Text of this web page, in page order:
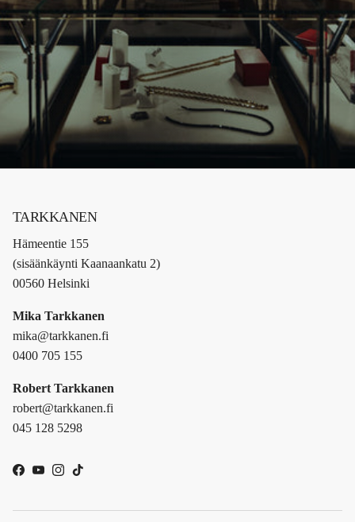
TARKKANEN
Hämeentie 155
(sisäänkäynti Kaanaankatu 2)
00560 Helsinki
Mika Tarkkanen
mika@tarkkanen.fi
0400 705 155
Robert Tarkkanen
robert@tarkkanen.fi
045 128 5298
Facebook
YouTube
Instagram
TikTok